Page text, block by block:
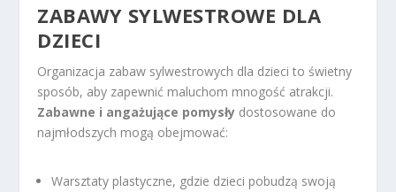
ZABAWY SYLWESTROWE DLA
DZIECI
Organizacja zabaw sylwestrowych dla dzieci to świetny
sposób, aby zapewnić maluchom mnogość atrakcji.
Zabawne i angażujące pomysły dostosowane do
najmłodszych mogą obejmować:
Warsztaty plastyczne, gdzie dzieci pobudzą swoją